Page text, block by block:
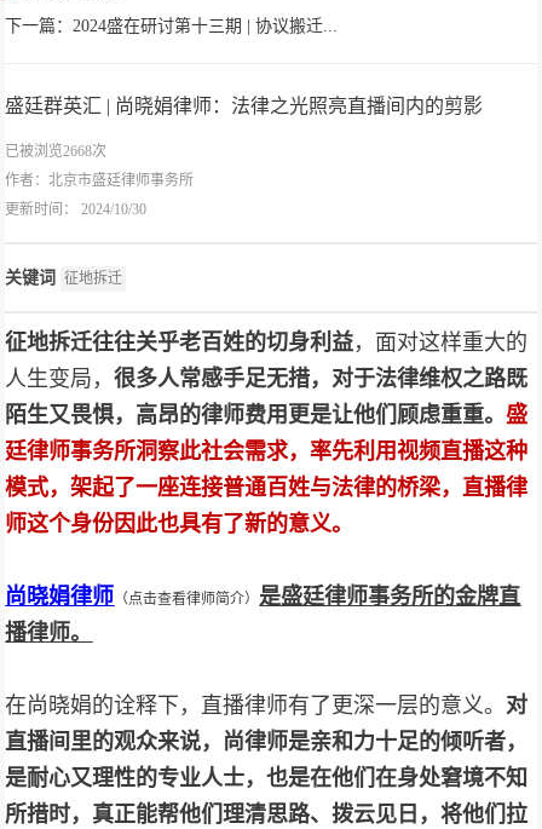
下一篇：2024盛在研讨第十三期 | 协议搬迁...
盛廷群英汇 | 尚晓娟律师：法律之光照亮直播间内的剪影
已被浏览2668次
作者：北京市盛廷律师事务所
更新时间： 2024/10/30
关键词 征地拆迁
征地拆迁往往关乎老百姓的切身利益，面对这样重大的
人生变局，很多人常感手足无措，对于法律维权之路既
陌生又畏惧，高昂的律师费用更是让他们顾虑重重。盛
廷律师事务所洞察此社会需求，率先利用视频直播这种
模式，架起了一座连接普通百姓与法律的桥梁，直播律
师这个身份因此也具有了新的意义。
尚晓娟律师 （点击查看律师简介） 是盛廷律师事务所的金牌直
播律师。
在尚晓娟的诠释下，直播律师有了更深一层的意义。对
直播间里的观众来说，尚律师是亲和力十足的倾听者，
是耐心又理性的专业人士，也是在他们在身处窘境不知
所措时，真正能帮他们理清思路、拨云见日，将他们拉